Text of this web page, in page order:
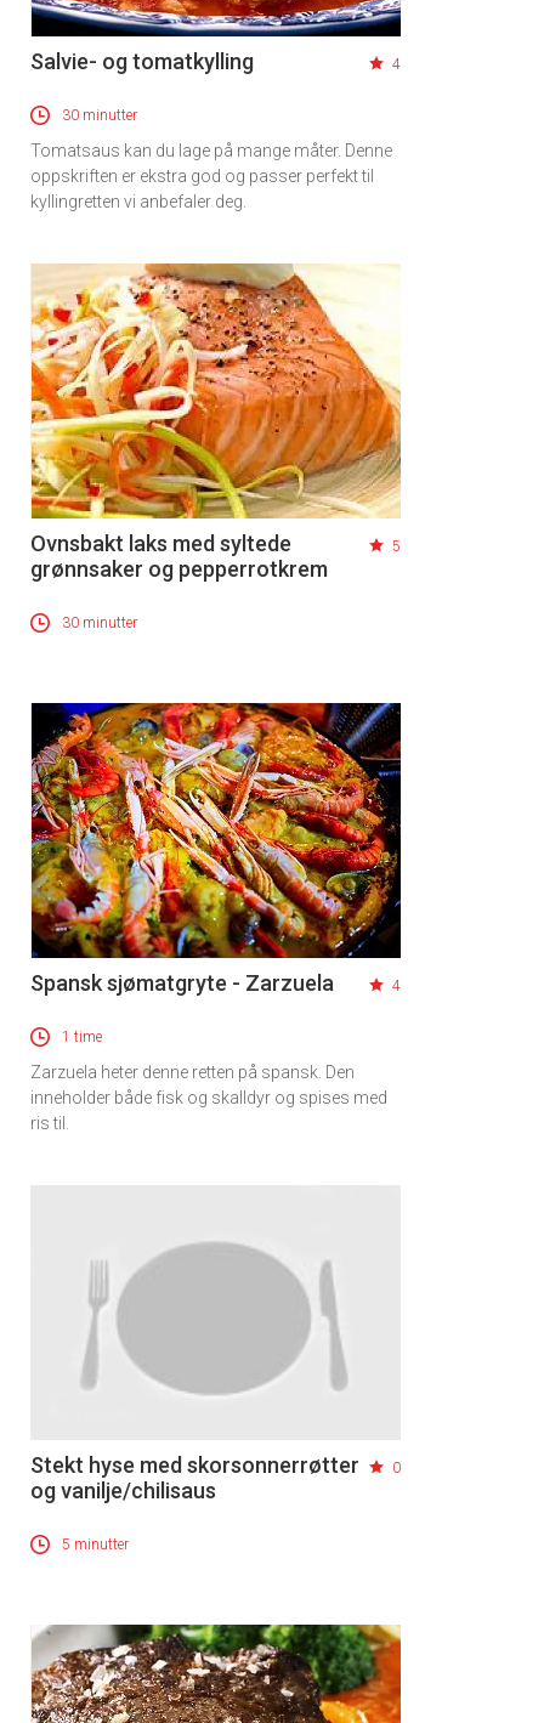
Salvie- og tomatkylling 4
30 minutter
Tomatsaus kan du lage på mange måter. Denne
oppskriften er ekstra god og passer perfekt til
kyllingretten vi anbefaler deg.
Ovnsbakt laks med syltede
grønnsaker og pepperrotkrem
5
30 minutter
Spansk sjømatgryte - Zarzuela 4
1 time
Zarzuela heter denne retten på spansk. Den
inneholder både fisk og skalldyr og spises med
ris til.
Stekt hyse med skorsonnerrøtter
og vanilje/chilisaus
0
5 minutter